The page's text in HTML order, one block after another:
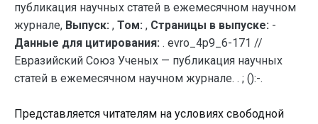
публикация научных статей в ежемесячном научном
журнале, Выпуск: , Том: , Страницы в выпуске: -
Данные для цитирования: . evro_4p9_6-171 //
Евразийский Союз Ученых — публикация научных
статей в ежемесячном научном журнале. . ; ():-.
Представляется читателям на условиях свободной